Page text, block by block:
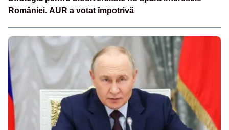
României. AUR a votat împotrivă